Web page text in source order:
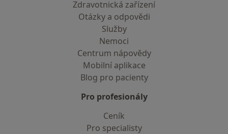
Zdravotnická zařízení
Otázky a odpovědi
Služby
Nemoci
Centrum nápovědy
Mobilní aplikace
Blog pro pacienty
Pro profesionály
Ceník
Pro specialisty